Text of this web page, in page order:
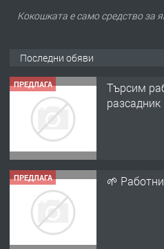
Кокошката е само средство за
Последни обяви
ПРЕДЛАГА
Търсим
разсадник
ПРЕДЛАГА 🌱